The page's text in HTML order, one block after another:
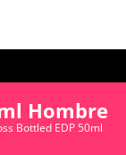
Hombre
Bottled EDP 50ml